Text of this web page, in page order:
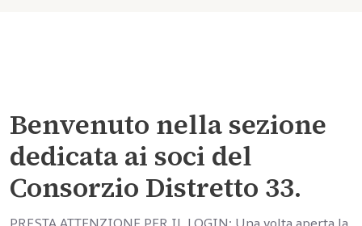
Benvenuto nella sezione
dedicata ai soci del
Consorzio Distretto 33.